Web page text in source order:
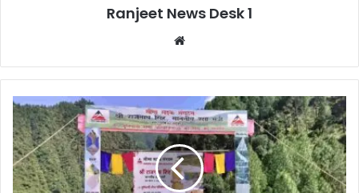
Ranjeet News Desk 1
te